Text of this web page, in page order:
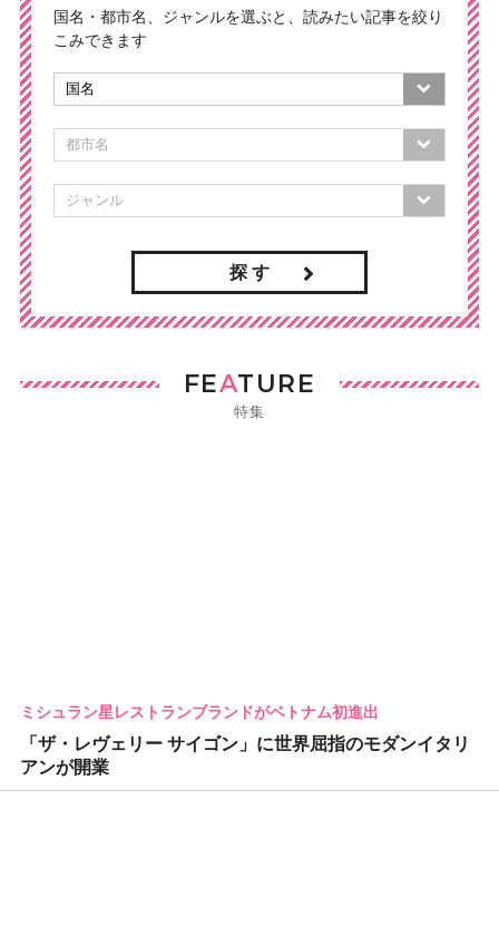
国名・都市名、ジャンルを選ぶと、読みたい記事を絞り
こみできます
探 す
FEATURE
特集
ミシュラン星レストランブランドがベトナム初進出
「ザ・レヴェリー サイゴン」に世界屈指のモダンイタリ
アンが開業